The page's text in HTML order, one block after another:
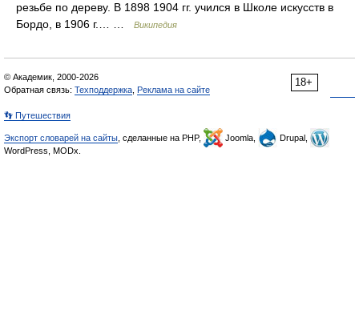
резьбе по дереву. В 1898 1904 гг. учился в Школе искусств в
Бордо, в 1906 г.… …
Википедия
18+
© Академик, 2000-2026
Обратная связь: Техподдержка Реклама на сайте
👣 Путешествия
Экспорт словарей на сайты , сделанные на PHP, Joomla,
Drupal,
WordPress, MODx.